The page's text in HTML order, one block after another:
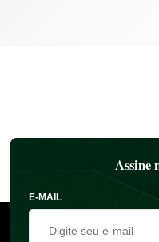
Assine
E-MAIL